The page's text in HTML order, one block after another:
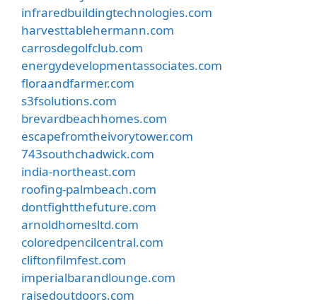
infraredbuildingtechnologies.com
harvesttablehermann.com
carrosdegolfclub.com
energydevelopmentassociates.com
floraandfarmer.com
s3fsolutions.com
brevardbeachhomes.com
escapefromtheivorytower.com
743southchadwick.com
india-northeast.com
roofing-palmbeach.com
dontfightthefuture.com
arnoldhomesltd.com
coloredpencilcentral.com
cliftonfilmfest.com
imperialbarandlounge.com
raisedoutdoors.com